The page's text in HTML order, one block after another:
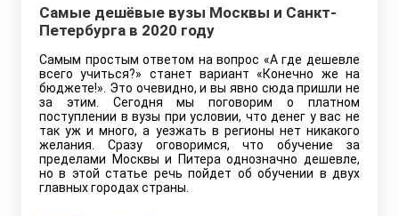
Самые дешёвые вузы Москвы и Санкт-
Петербурга в 2020 году
Самым простым ответом на вопрос «А где дешевле
всего учиться?» станет вариант «Конечно же на
бюджете!». Это очевидно, и вы явно сюда пришли не
за этим. Сегодня мы поговорим о платном
поступлении в вузы при условии, что денег у вас не
так уж и много, а уезжать в регионы нет никакого
желания. Сразу оговоримся, что обучение за
пределами Москвы и Питера однозначно дешевле,
но в этой статье речь пойдет об обучении в двух
главных городах страны.